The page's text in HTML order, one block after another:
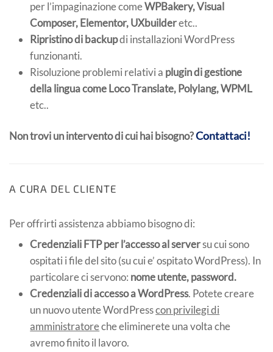
per l’impaginazione comeWPBakery, Visual
Composer, Elementor, UXbuilderetc..
Ripristino di backupdi installazioni WordPress
funzionanti.
Risoluzione problemi relativi a plugin di gestione
della lingua come Loco Translate, Polylang, WPML
etc..
Non trovi un intervento di cui hai bisogno?Contattaci!
A CURA DEL CLIENTE
Per offrirti assistenza abbiamo bisogno di:
Credenziali FTP per l’accesso al serversu cui sono
ospitati i file del sito (su cui e’ ospitato WordPress). In
particolare ci servono: nome utente,password.
Credenziali di accesso aWordPress. Potete creare
un nuovo utente WordPresscon privilegi di
amministratoreche eliminerete una volta che
avremo finito il lavoro.